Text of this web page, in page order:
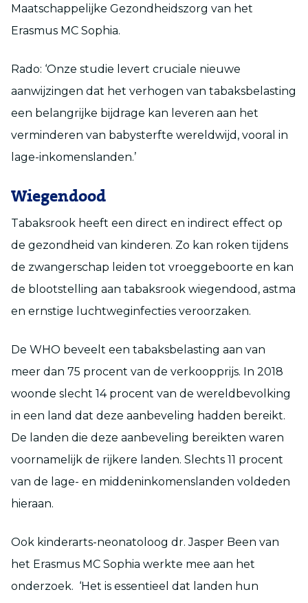
Maatschappelijke Gezondheidszorg van het
Erasmus MC Sophia.
Rado: ‘Onze studie levert cruciale nieuwe
aanwijzingen dat het verhogen van tabaksbelasting
een belangrijke bijdrage kan leveren aan het
verminderen van babysterfte wereldwijd, vooral in
lage-inkomenslanden.’
Wiegendood
Tabaksrook heeft een direct en indirect effect op
de gezondheid van kinderen. Zo kan roken tijdens
de zwangerschap leiden tot vroeggeboorte en kan
de blootstelling aan tabaksrook wiegendood, astma
en ernstige luchtweginfecties veroorzaken.
De WHO beveelt een tabaksbelasting aan van
meer dan 75 procent van de verkoopprijs. In 2018
woonde slecht 14 procent van de wereldbevolking
in een land dat deze aanbeveling hadden bereikt.
De landen die deze aanbeveling bereikten waren
voornamelijk de rijkere landen. Slechts 11 procent
van de lage- en middeninkomenslanden voldeden
hieraan.
Ook kinderarts-neonatoloog dr. Jasper Been van
het Erasmus MC Sophia werkte mee aan het
onderzoek. ‘Het is essentieel dat landen hun